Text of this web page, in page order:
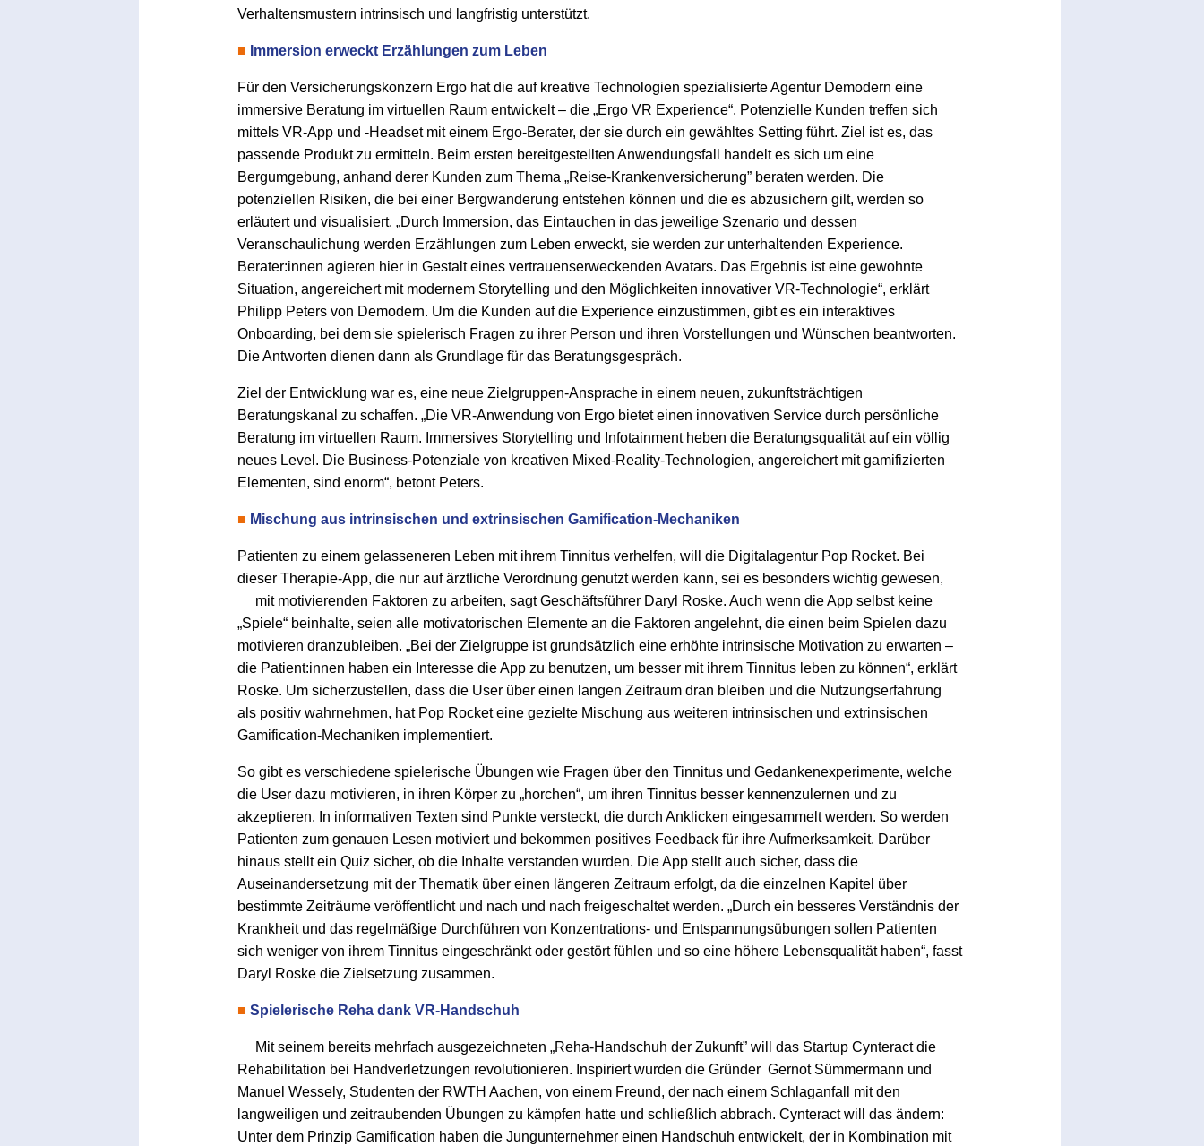
Verhaltensmustern intrinsisch und langfristig unterstützt.
■ Immersion erweckt Erzählungen zum Leben
Für den Versicherungskonzern Ergo hat die auf kreative Technologien spezialisierte Agentur Demodern eine
immersive Beratung im virtuellen Raum entwickelt – die „Ergo VR Experience“. Potenzielle Kunden treffen sich
mittels VR-App und -Headset mit einem Ergo-Berater, der sie durch ein gewähltes Setting führt. Ziel ist es, das
passende Produkt zu ermitteln. Beim ersten bereitgestellten Anwendungsfall handelt es sich um eine
Bergumgebung, anhand derer Kunden zum Thema „Reise-Krankenversicherung” beraten werden. Die
potenziellen Risiken, die bei einer Bergwanderung entstehen können und die es abzusichern gilt, werden so
erläutert und visualisiert. „Durch Immersion, das Eintauchen in das jeweilige Szenario und dessen
Veranschaulichung werden Erzählungen zum Leben erweckt, sie werden zur unterhaltenden Experience.
Berater:innen agieren hier in Gestalt eines vertrauenserweckenden Avatars. Das Ergebnis ist eine gewohnte
Situation, angereichert mit modernem Storytelling und den Möglichkeiten innovativer VR-Technologie“, erklärt
Philipp Peters von Demodern. Um die Kunden auf die Experience einzustimmen, gibt es ein interaktives
Onboarding, bei dem sie spielerisch Fragen zu ihrer Person und ihren Vorstellungen und Wünschen beantworten.
Die Antworten dienen dann als Grundlage für das Beratungsgespräch.
Ziel der Entwicklung war es, eine neue Zielgruppen-Ansprache in einem neuen, zukunftsträchtigen
Beratungskanal zu schaffen. „Die VR-Anwendung von Ergo bietet einen innovativen Service durch persönliche
Beratung im virtuellen Raum. Immersives Storytelling und Infotainment heben die Beratungsqualität auf ein völlig
neues Level. Die Business-Potenziale von kreativen Mixed-Reality-Technologien, angereichert mit gamifizierten
Elementen, sind enorm“, betont Peters.
■ Mischung aus intrinsischen und extrinsischen Gamification-Mechaniken
Patienten zu einem gelasseneren Leben mit ihrem Tinnitus verhelfen, will die Digitalagentur Pop Rocket. Bei
dieser Therapie-App, die nur auf ärztliche Verordnung genutzt werden kann, sei es besonders wichtig gewesen,
mit motivierenden Faktoren zu arbeiten, sagt Geschäftsführer Daryl Roske. Auch wenn die App selbst keine
„Spiele“ beinhalte, seien alle motivatorischen Elemente an die Faktoren angelehnt, die einen beim Spielen dazu
motivieren dranzubleiben. „Bei der Zielgruppe ist grundsätzlich eine erhöhte intrinsische Motivation zu erwarten –
die Patient:innen haben ein Interesse die App zu benutzen, um besser mit ihrem Tinnitus leben zu können“, erklärt
Roske. Um sicherzustellen, dass die User über einen langen Zeitraum dran bleiben und die Nutzungserfahrung
als positiv wahrnehmen, hat Pop Rocket eine gezielte Mischung aus weiteren intrinsischen und extrinsischen
Gamification-Mechaniken implementiert.
So gibt es verschiedene spielerische Übungen wie Fragen über den Tinnitus und Gedankenexperimente, welche
die User dazu motivieren, in ihren Körper zu „horchen“, um ihren Tinnitus besser kennenzulernen und zu
akzeptieren. In informativen Texten sind Punkte versteckt, die durch Anklicken eingesammelt werden. So werden
Patienten zum genauen Lesen motiviert und bekommen positives Feedback für ihre Aufmerksamkeit. Darüber
hinaus stellt ein Quiz sicher, ob die Inhalte verstanden wurden. Die App stellt auch sicher, dass die
Auseinandersetzung mit der Thematik über einen längeren Zeitraum erfolgt, da die einzelnen Kapitel über
bestimmte Zeiträume veröffentlicht und nach und nach freigeschaltet werden. „Durch ein besseres Verständnis der
Krankheit und das regelmäßige Durchführen von Konzentrations- und Entspannungsübungen sollen Patienten
sich weniger von ihrem Tinnitus eingeschränkt oder gestört fühlen und so eine höhere Lebensqualität haben“, fasst
Daryl Roske die Zielsetzung zusammen.
■ Spielerische Reha dank VR-Handschuh
Mit seinem bereits mehrfach ausgezeichneten „Reha-Handschuh der Zukunft” will das Startup Cynteract die
Rehabilitation bei Handverletzungen revolutionieren. Inspiriert wurden die Gründer Gernot Sümmermann und
Manuel Wessely, Studenten der RWTH Aachen, von einem Freund, der nach einem Schlaganfall mit den
langweiligen und zeitraubenden Übungen zu kämpfen hatte und schließlich abbrach. Cynteract will das ändern:
Unter dem Prinzip Gamification haben die Jungunternehmer einen Handschuh entwickelt, der in Kombination mit